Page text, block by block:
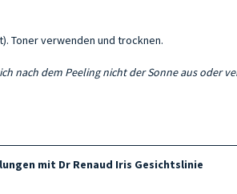
Toner verwenden und trocknen.
nach dem Peeling nicht der Sonne aus oder
mit Dr Renaud Iris Gesichtslinie